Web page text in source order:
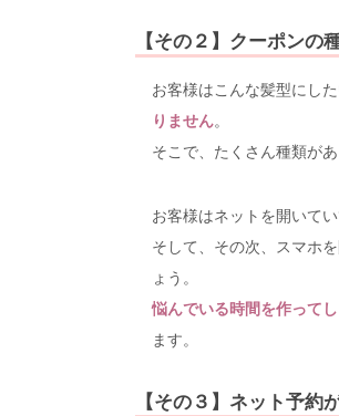
【その２】クーポン
お客様はこんな髪型にし
りません。
そこで、たくさん種類が
お客様はネットを開いて
そして、その次、スマホ
ょう。
悩んでいる時間を作って
ます。
【その３】ネット予約